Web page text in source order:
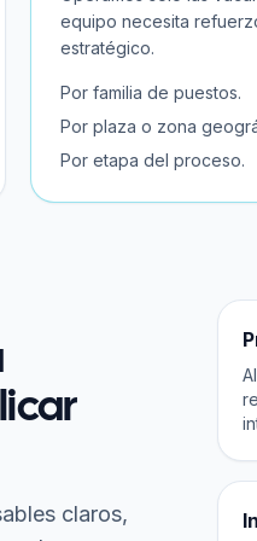
equipo necesita
estratégico.
Por familia de puestos.
Por plaza o zona
Por etapa del proceso.
claros,